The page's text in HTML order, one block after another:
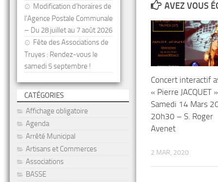
AVEZ VOUS
Concert interactif
« Pierre JACQUET
Samedi 14 Mars
20h30 – S. Roger
Avenet
2 MAR, 2020
Modification d’horaires de
l’Agence Postale Communale
– Du 28 juillet au 7 août 2026
Fête des Associations de
Truyes : Rendez-vous le
samedi 5 septembre !
CATÉGORIES
Affichage obligatoire
Agenda
Arrêté Municipal
Artisans et Commerces
Associations
BASSE